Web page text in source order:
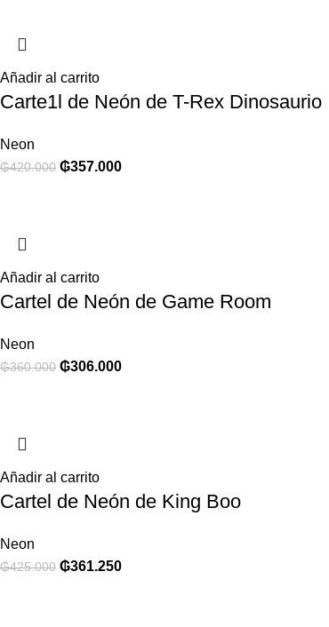
Añadir al carrito
Carte1l de Neón de T-Rex Dinosaurio
Neon
₲420.000 ₲357.000
Añadir al carrito
Cartel de Neón de Game Room
Neon
₲360.000 ₲306.000
Añadir al carrito
Cartel de Neón de King Boo
Neon
₲425.000 ₲361.250